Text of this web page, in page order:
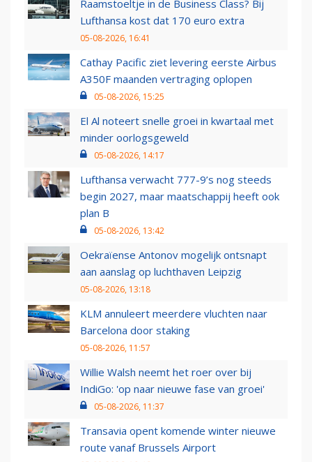
Raamstoeltje in de Business Class? Bij
Lufthansa kost dat 170 euro extra
05-08-2026, 16:41
Cathay Pacific ziet levering eerste Airbus
A350F maanden vertraging oplopen
05-08-2026, 15:25
El Al noteert snelle groei in kwartaal met
minder oorlogsgeweld
05-08-2026, 14:17
Lufthansa verwacht 777-9’s nog steeds
begin 2027, maar maatschappij heeft ook
plan B
05-08-2026, 13:42
Oekraïense Antonov mogelijk ontsnapt
aan aanslag op luchthaven Leipzig
05-08-2026, 13:18
KLM annuleert meerdere vluchten naar
Barcelona door staking
05-08-2026, 11:57
Willie Walsh neemt het roer over bij
IndiGo: 'op naar nieuwe fase van groei'
05-08-2026, 11:37
Transavia opent komende winter nieuwe
route vanaf Brussels Airport